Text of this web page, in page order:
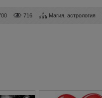
716 Магия, астрология